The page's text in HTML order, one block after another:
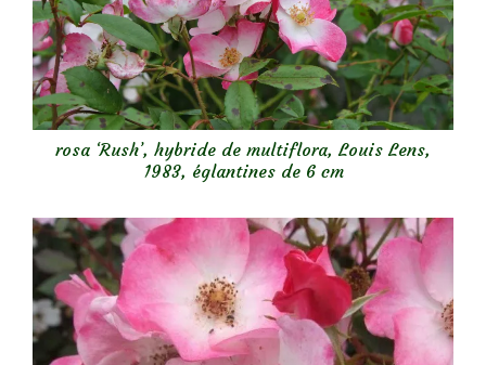
rosa ‘Rush’, hybride de multiflora, Louis Lens,
1983, églantines de 6 cm